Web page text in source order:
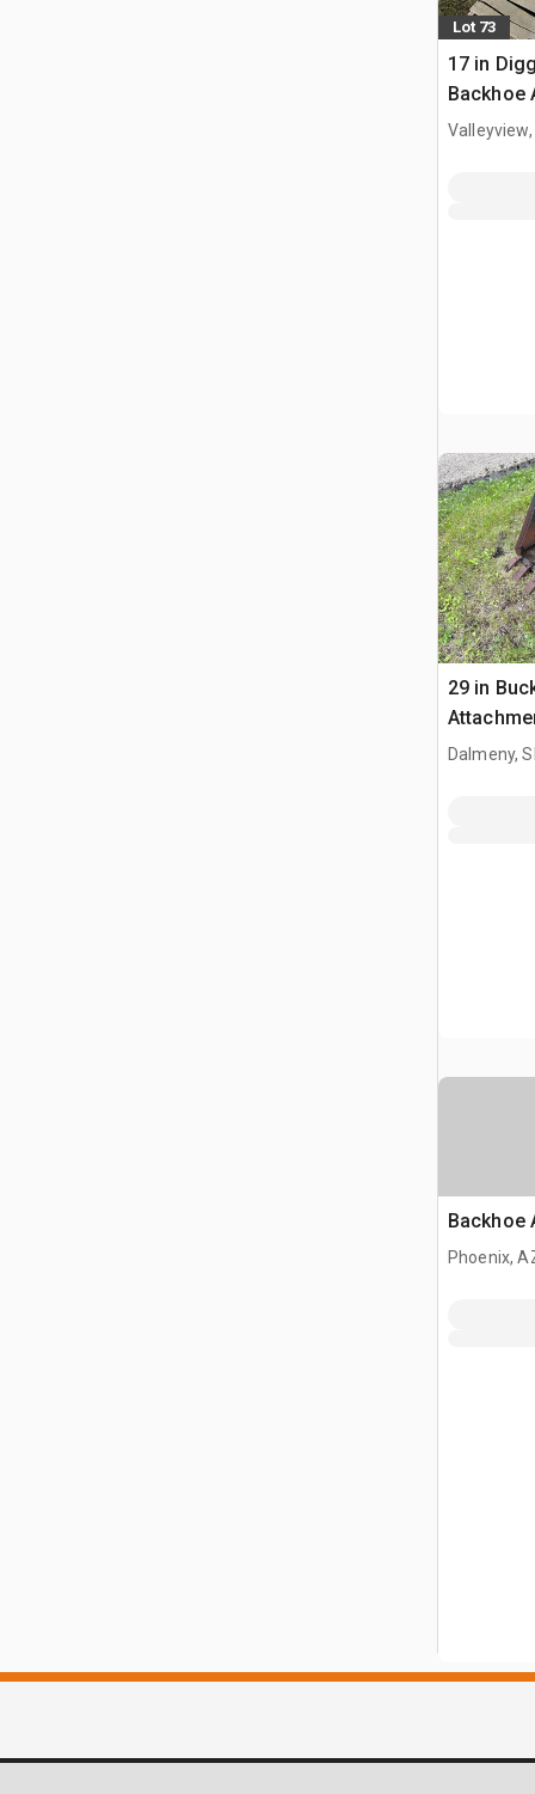
Lot 73
17 in
Backhoe
Valleyview,
29 in
Dalmeny,
Backhoe
Phoenix,